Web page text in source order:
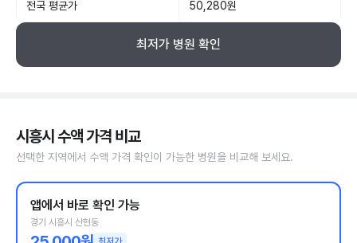
전국 평균가 50,280원
최저가 병원 확인
시흥시 수액 가격 비교
선택한 지역에서 수액 가격 확인이 가능한 병원을 비교해 보세요.
앱에서 바로 확인 가능
경기 시흥시 산현동